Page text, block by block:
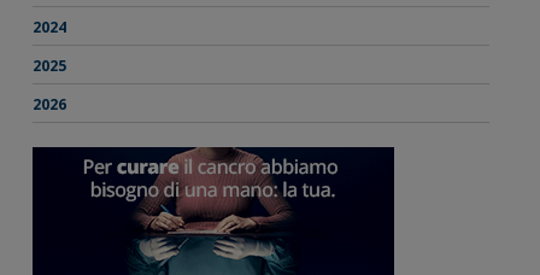
2024
2025
2026